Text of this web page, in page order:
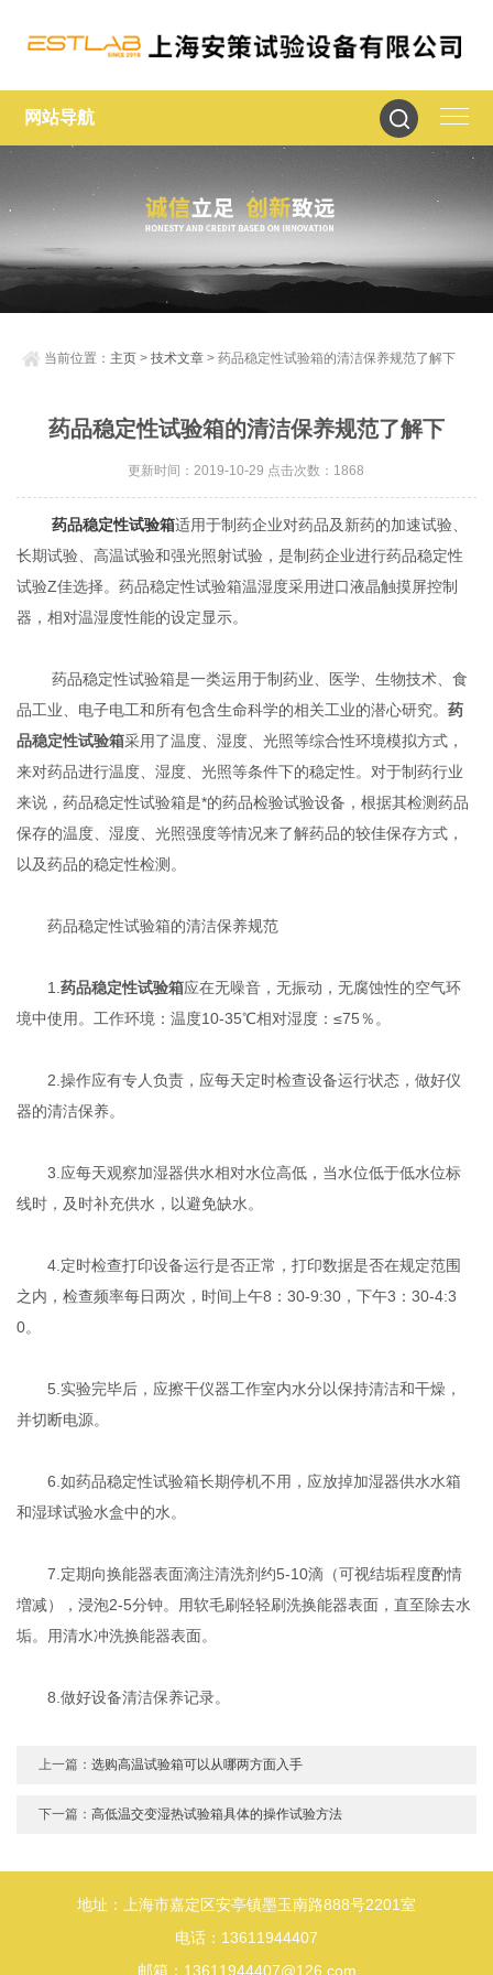
网站导航
当前位置： 主页 >技术文章 > 药品稳定性试验箱的清洁保养规范了解下
药品稳定性试验箱的清洁保养规范了解下
更新时间：2019-10-29 点击次数：1868
药品稳定性试验箱适用于制药企业对药品及新药的加速试验、
长期试验、高温试验和强光照射试验，是制药企业进行药品稳定性
试验Z佳选择。药品稳定性试验箱温湿度采用进口液晶触摸屏控制
器，相对温湿度性能的设定显示。
药品稳定性试验箱是一类运用于制药业、医学、生物技术、食
品工业、电子电工和所有包含生命科学的相关工业的潜心研究。药
品稳定性试验箱采用了温度、湿度、光照等综合性环境模拟方式，
来对药品进行温度、湿度、光照等条件下的稳定性。对于制药行业
来说，药品稳定性试验箱是*的药品检验试验设备，根据其检测药品
保存的温度、湿度、光照强度等情况来了解药品的较佳保存方式，
以及药品的稳定性检测。
药品稳定性试验箱的清洁保养规范
1.药品稳定性试验箱应在无噪音，无振动，无腐蚀性的空气环
境中使用。工作环境：温度10-35℃相对湿度：≤75％。
2.操作应有专人负责，应每天定时检查设备运行状态，做好仪
器的清洁保养。
3.应每天观察加湿器供水相对水位高低，当水位低于低水位标
线时，及时补充供水，以避免缺水。
4.定时检查打印设备运行是否正常，打印数据是否在规定范围
之内，检查频率每日两次，时间上午8：30-9:30，下午3：30-4:3
0。
5.实验完毕后，应擦干仪器工作室内水分以保持清洁和干燥，
并切断电源。
6.如药品稳定性试验箱长期停机不用，应放掉加湿器供水水箱
和湿球试验水盒中的水。
7.定期向换能器表面滴注清洗剂约5-10滴（可视结垢程度酌情
増减），浸泡2-5分钟。用软毛刷轻轻刷洗换能器表面，直至除去水
垢。用清水冲洗换能器表面。
8.做好设备清洁保养记录。
上一篇：选购高温试验箱可以从哪两方面入手
下一篇：高低温交变湿热试验箱具体的操作试验方法
地址：上海市嘉定区安亭镇墨玉南路888号2201室
电话：13611944407
邮箱：13611944407@126.com